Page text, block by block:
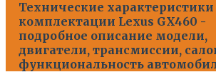
Технические характеристики
комплектации Lexus GX460 -
подробное описание модели,
двигатели, трансмиссии,
функциональность